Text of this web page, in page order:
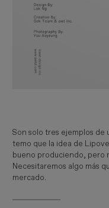
Son solo tres ejemplos de
temo que la idea de
bueno produciendo, pero
Necesitaremos algo más
mercado.